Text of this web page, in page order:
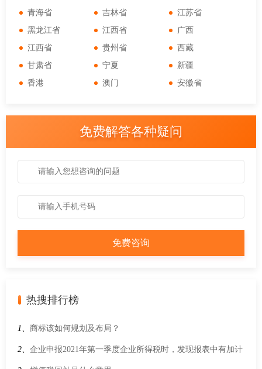
青海省
吉林省
江苏省
黑龙江省
江西省
广西
江西省
贵州省
西藏
甘肃省
宁夏
新疆
香港
澳门 安徽省
免费解答各种疑问
热搜排行榜
1、 商标该如何规划及布局？
2、 企业申报2021年第一季度企业所得税时，发现报表中有加计